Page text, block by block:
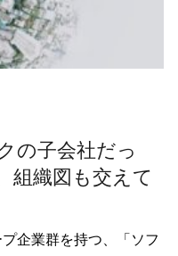
の子会社だっ
組織図も交えて
企業群を持つ、「ソフ